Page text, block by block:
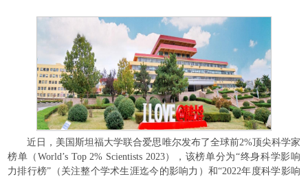
近日，美国斯坦福大学联合爱思唯尔发布了全球前2%顶尖科学家
榜单（World’s Top 2% Scientists 2023），该榜单分为“终身科学影响
力排行榜”（关注整个学术生涯迄今的影响力）和“2022年度科学影响